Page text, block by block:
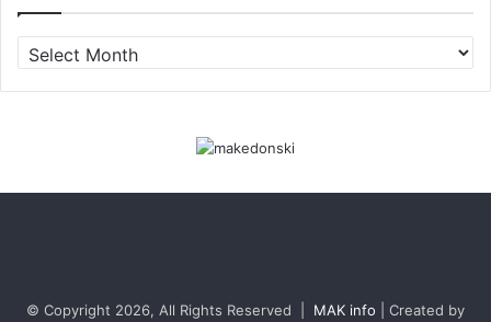
Archives
© Copyright 2026, All Rights Reserved | MAK info | Created by